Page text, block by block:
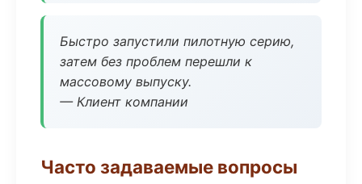
Быстро запустили пилотную серию,
затем без проблем перешли к
массовому выпуску.
— Клиент компании
Часто задаваемые вопросы